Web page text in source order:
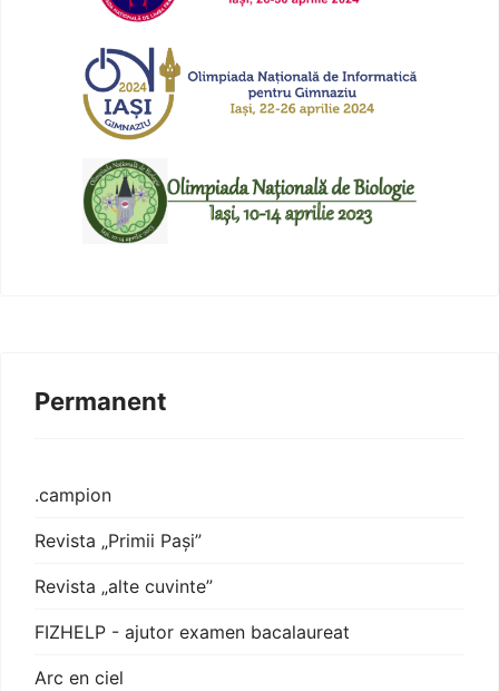
Permanent
.campion
Revista „Primii Pași”
Revista „alte cuvinte”
FIZHELP - ajutor examen bacalaureat
Arc en ciel